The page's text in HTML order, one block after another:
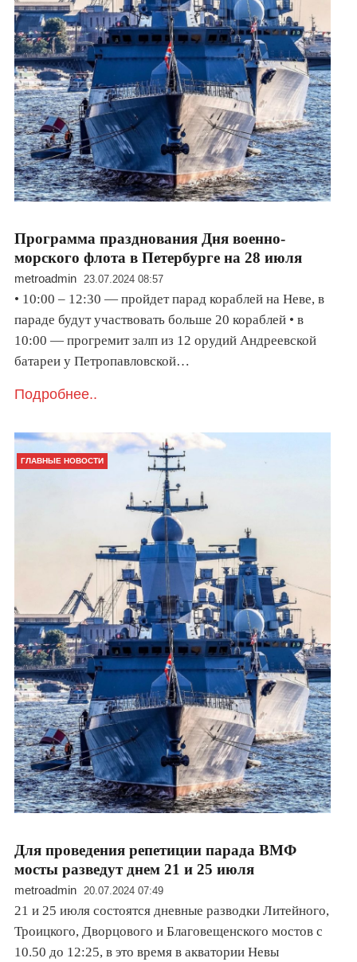
Программа празднования Дня военно-
морского флота в Петербурге на 28 июля
metroadmin 23.07.2024 08:57
• 10:00 – 12:30 — пройдет парад кораблей на Неве, в
параде будут участвовать больше 20 кораблей • в
10:00 — прогремит залп из 12 орудий Андреевской
батареи у Петропавловской…
Подробнее..
ГЛАВНЫЕ НОВОСТИ
Для проведения репетиции парада ВМФ
мосты разведут днем 21 и 25 июля
metroadmin 20.07.2024 07:49
21 и 25 июля состоятся дневные разводки Литейного,
Троицкого, Дворцового и Благовещенского мостов с
10.50 до 12:25, в это время в акватории Невы